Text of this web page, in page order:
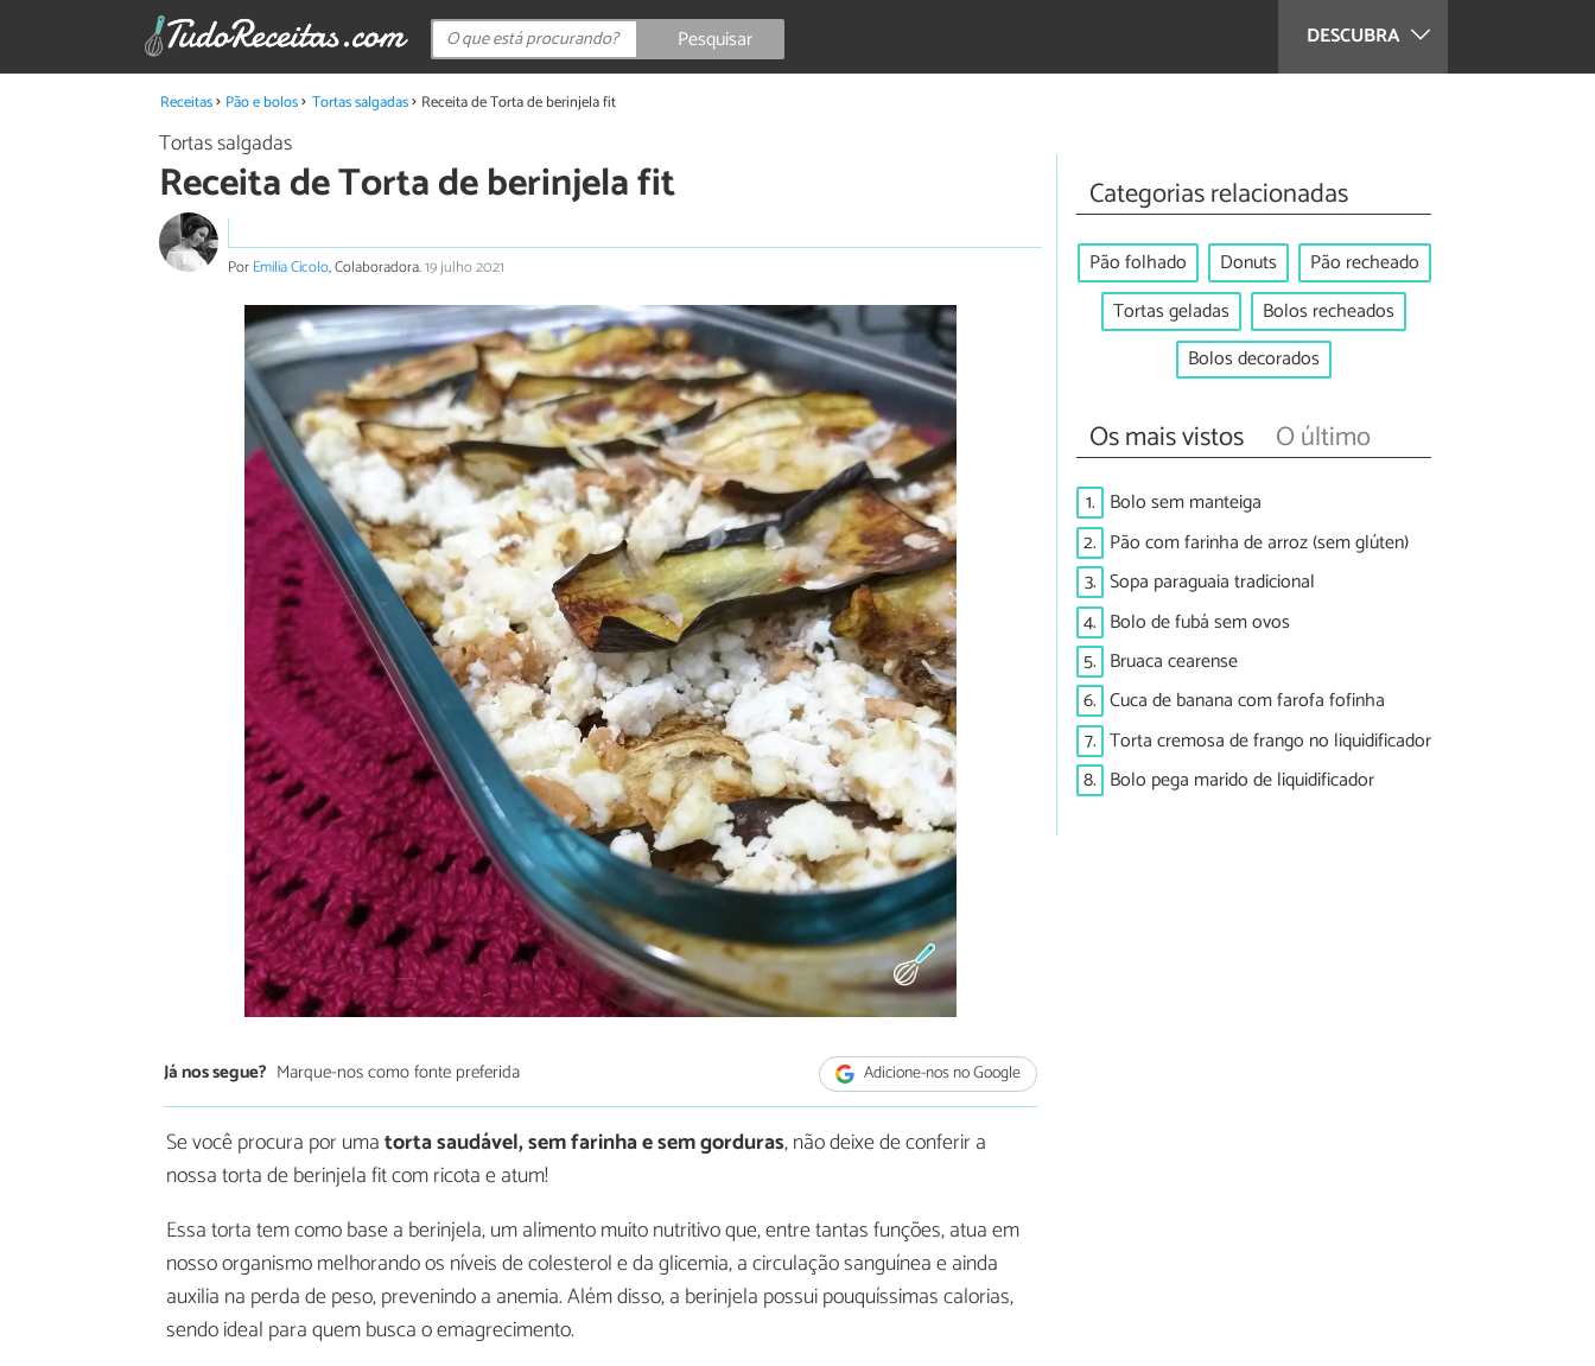
DESCUBRA
Pesquisar
Receitas Pão e bolos Tortas salgadas Receita de Torta de berinjela fit
Tortas salgadas
Receita de Torta de berinjela fit
PorEmilia Cicolo, Colaboradora.19 julho 2021
Já nos segue? Marque-nos como fonte preferida Adicione-nos no Google
Se você procura por umatorta saudável, sem farinha e sem gorduras, não deixe de conferir a
nossa torta de berinjela fit com ricota e atum!
Essa torta tem como base a berinjela, um alimento muito nutritivo que, entre tantas funções, atua em
nosso organismo melhorando os níveis de colesterol e da glicemia, a circulação sanguínea e ainda
auxilia na perda de peso, prevenindo a anemia. Além disso, a berinjela possui pouquíssimas calorias,
sendo ideal para quem busca o emagrecimento.
Categorias relacionadas
Pão folhado Donuts
Pão recheado
Tortas geladas
Bolos recheados
Bolos decorados
Os mais vistos O último
1. Bolo sem manteiga
2. Pão com farinha de arroz (sem glúten)
3. Sopa paraguaia tradicional
4. Bolo de fubá sem ovos
5. Bruaca cearense
6. Cuca de banana com farofa fofinha
7. Torta cremosa de frango no liquidificador
8. Bolo pega marido de liquidificador